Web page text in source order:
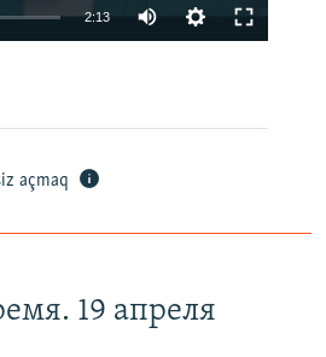
2:13
açmaq
19 апреля